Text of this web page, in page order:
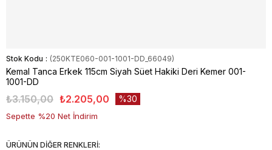
Stok Kodu (250KTE060-001-1001-DD_66049)
Kemal Tanca Erkek 115cm Siyah Süet Hakiki Deri Kemer 001-
1001-DD
₺3.150,00 ₺2.205,00 30
Sepette %20 Net İndirim
ÜRÜNÜN DİĞER RENKLERİ: